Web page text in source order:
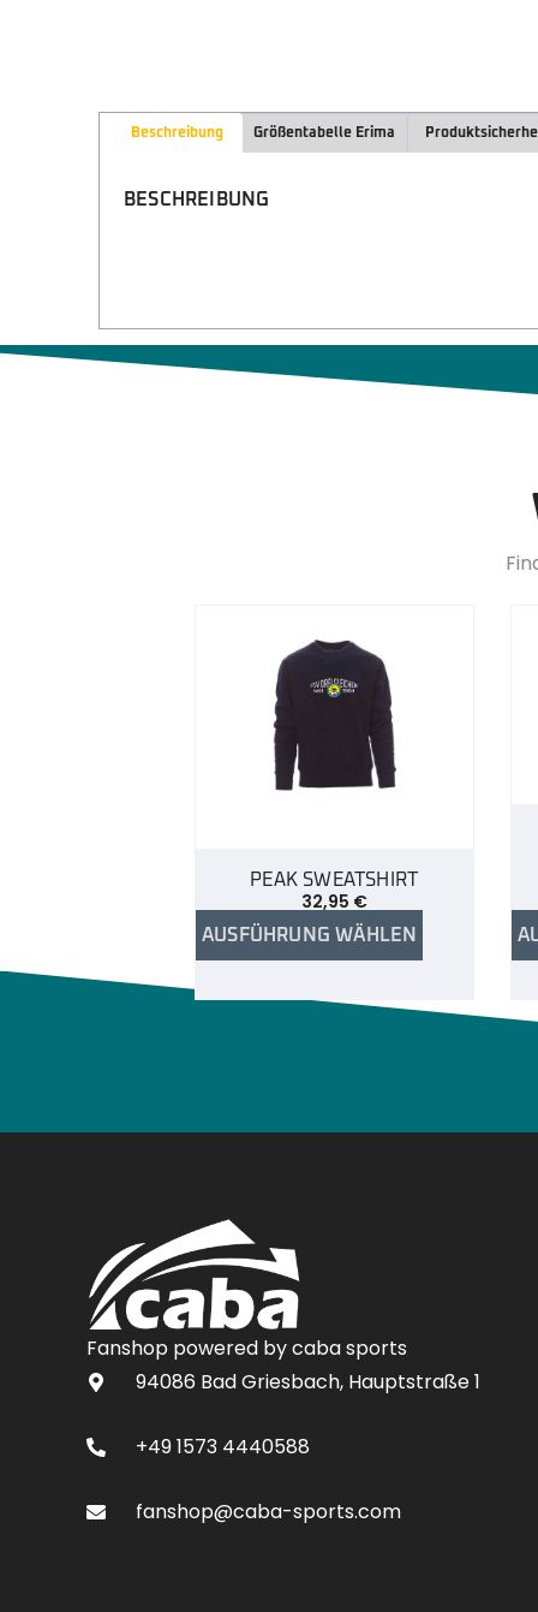
Beschreibung Größentabelle Erima
BESCHREIBUNG
PEAK SWEATSHIRT
32,95 €
AUSFÜHRUNG WÄHLEN
Fanshop powered by caba sports
94086 Bad Griesbach, Hauptstraße 1
+49 1573 4440588
fanshop@caba-sports.com